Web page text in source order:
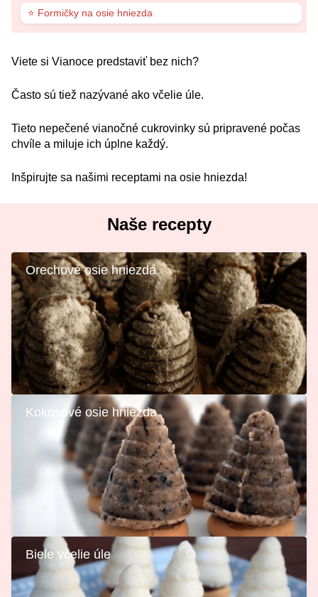
⭐ Formičky na osie hniezda
Viete si Vianoce predstaviť bez nich?
Často sú tiež nazývané ako včelie úle.
Tieto nepečené vianočné cukrovinky sú pripravené počas
chvíle a miluje ich úplne každý.
Inšpirujte sa našimi receptami na osie hniezda!
Naše recepty
Orechové osie hniezda
Kokosové osie hniezda
Biele včelie úle